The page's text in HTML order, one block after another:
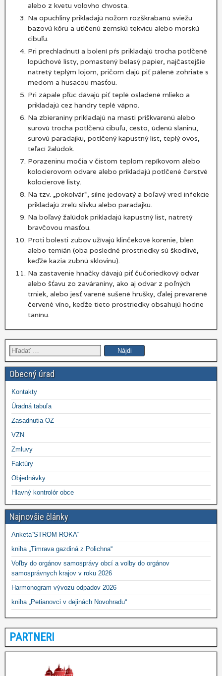
alebo z kvetu volovho chvosta.
Na opuchliny prikladajú nožom rozškrabanú sviežu
bazovú kôru a utlčenú zemskú tekvicu alebo morskú
cibuľu.
Pri prechladnutí a bolení pŕs prikladajú trocha potlčené
lopúchové listy, pomastený belasý papier, najčastejšie
natretý teplým lojom, pričom dajú piť pálené zohriate s
medom a husacou masťou.
Pri zápale pľúc dávajú piť teplé osladené mlieko a
prikladajú cez handry teplé vápno.
Na zbieraniny prikladajú na masti priškvarenú alebo
surovú trocha potlčenú cibuľu, cesto, údenú slaninu,
surovú paradajku, potlčený kapustný list, teplý ovos,
teľací žalúdok.
Porazeninu močia v čistom teplom repíkovom alebo
kolocierovom odvare alebo prikladajú potlčené čerstvé
kolocierové listy.
Na tzv. „pokolvár“, silne jedovatý a boľavý vred infekcie
prikladajú zrelú slivku alebo paradajku.
Na boľavý žalúdok prikladajú kapustný list, natretý
bravčovou masťou.
Proti bolesti zubov užívajú klinčekové korenie, blen
alebo temián (oba posledné prostriedky sú škodlivé,
keďže kazia zubnú sklovinu).
Na zastavenie hnačky dávajú piť čučoriedkový odvar
alebo šťavu zo zaváraniny, ako aj odvar z poľných
trniek, alebo jesť varené sušené hrušky, ďalej prevarené
červené víno, keďže tieto prostriedky obsahujú hodne
tanínu.
Hľadať:
Obecný úrad
Kontakty
Úradná tabuľa
Zasadnutia OZ
VZN
Zmluvy
Faktúry
Objednávky
Hlavný kontrolór obce
Najnovšie články
Anketa“STROM ROKA“
kniha „Timrava gazdiná z Polichna“
Voľby do orgánov samosprávy obcí a volby do orgánov
samosprávnych krajov v roku 2026
Harmonogram vývozu odpadov 2026
kniha „Petianovci v dejinách Novohradu“
PARTNERI